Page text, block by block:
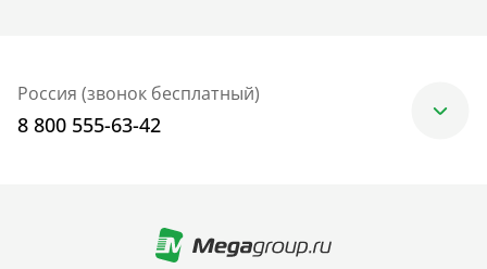
Россия (звонок бесплатный)
8 800 555-63-42
+7 (499) 705-30-10